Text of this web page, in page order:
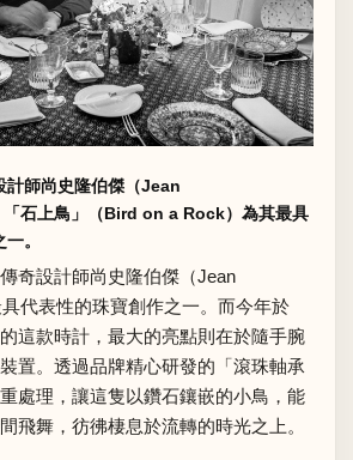
師尚史隆伯傑（Jean
石上鳥」（Bird on a Rock）為其最具
。
奇設計師尚史隆伯傑（Jean
代表性的珠寶創作之一。而今年於
這款時計，最大的亮點則在於隨手腕
置。透過品牌精心研發的「滾珠軸承
處理，讓這隻以鑽石鑲嵌的小鳥，能
飛舞，彷彿棲息於流轉的時光之上。